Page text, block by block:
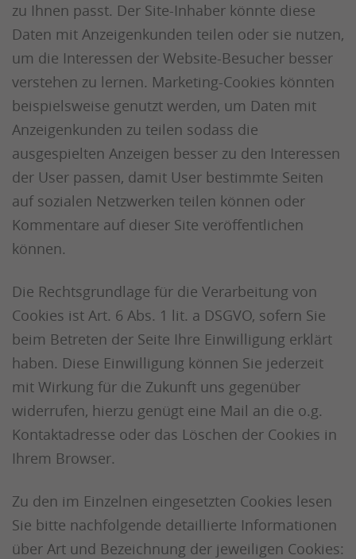
zu Ihnen passt. Der Site-Inhaber könnte diese
Daten mit Anzeigenkunden teilen oder sie nutzen,
um die Interessen der Website-Besucher besser
verstehen zu lernen. Marketing-Cookies könnten
beispielsweise genutzt werden, um Daten mit
Anzeigenkunden zu teilen sodass die
ausgespielten Anzeigen besser zu den Interessen
der User passen, damit User bestimmte Seiten
auf sozialen Netzwerken teilen können oder
Kommentare auf dieser Site veröffentlichen
können.
Die Rechtsgrundlage für die Verarbeitung von
Cookies ist Art. 6 Abs. 1 lit. a DSGVO, sofern Sie
beim Betreten der Seite Ihre Einwilligung erklärt
haben. Diese Einwilligung können Sie jederzeit
mit Wirkung für die Zukunft uns gegenüber
widerrufen, hierzu genügt eine Mail an die o.g.
Kontaktadresse oder das Löschen der Cookies in
Ihrem Browser.
Zu den im Einzelnen eingesetzten Cookies lesen
Sie bitte nachfolgende detaillierte Informationen
über Art und Bezeichnung der jeweiligen Cookies: